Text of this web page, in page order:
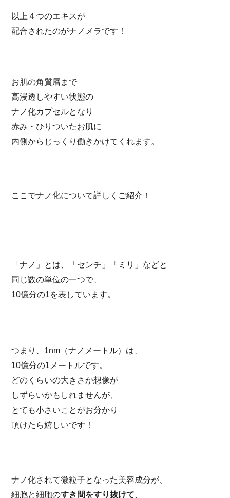
以上４つのエキスが
配合されたのがナノメラです！
お肌の角質層まで
高浸透しやすい状態の
ナノ化カプセルとなり
赤み・ひりついたお肌に
内側からじっくり働きかけてくれます。
ここでナノ化について詳しくご紹介！
「ナノ」とは、「センチ」「ミリ」などと
同じ数の単位の一つで、
10億分の1を表しています。
つまり、1nm（ナノメートル）は、
10億分の1メートルです。
どのくらいの大きさか想像が
しずらいかもしれませんが、
とても小さいことがお分かり
頂けたら嬉しいです！
ナノ化されて微粒子となった美容成分が、
細胞と細胞のすき間をすり抜けて